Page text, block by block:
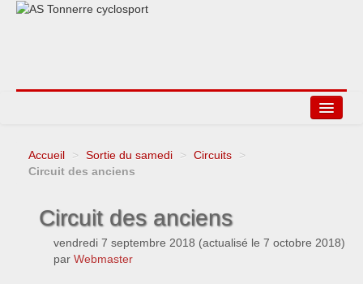
Agenda
Accueil > Sortie du samedi > Circuits
>
Circuit des anciens
Circuit des anciens
vendredi 7 septembre 2018 (actualisé le 7 octobre 2018)
par Webmaster